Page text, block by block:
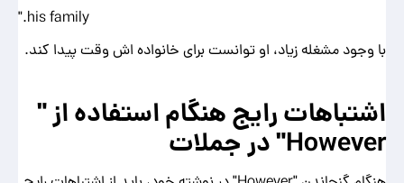
his family."
با وجود مشغله زیاد، او توانست برای خانواده اش وقت پیدا کند.
اشتباهات رایج هنگام استفاده از "
However" در جملات